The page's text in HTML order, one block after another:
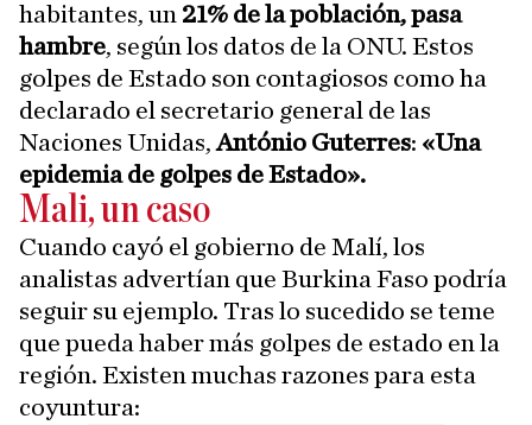
habitantes, un 21% de la población, pasa
hambre, según los datos de la ONU. Estos
golpes de Estado son contagiosos como ha
declarado el secretario general de las
Naciones Unidas,António Guterres: «Una
epidemia de golpes de Estado».
Mali, un caso
Cuando cayó el gobierno de Malí, los
analistas advertían que Burkina Faso podría
seguir su ejemplo. Tras lo sucedido se teme
que pueda haber más golpes de estado en la
región. Existen muchas razones para esta
coyuntura: